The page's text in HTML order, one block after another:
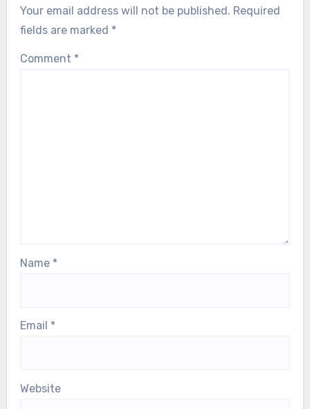
Your email address will not be published. Required
fields are marked *
Comment *
Name *
Email *
Website